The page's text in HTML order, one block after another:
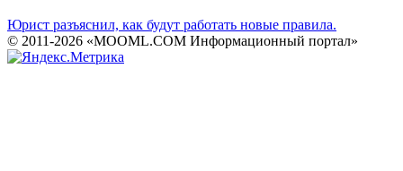
Юрист разъяснил, как будут работать новые правила.
© 2011-2026 «MOOML.COM Информационный портал»